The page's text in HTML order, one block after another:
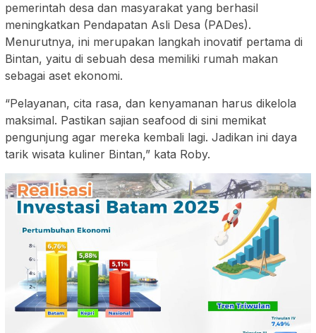
pemerintah desa dan masyarakat yang berhasil
meningkatkan Pendapatan Asli Desa (PADes).
Menurutnya, ini merupakan langkah inovatif pertama di
Bintan, yaitu di sebuah desa memiliki rumah makan
sebagai aset ekonomi.
“Pelayanan, cita rasa, dan kenyamanan harus dikelola
maksimal. Pastikan sajian seafood di sini memikat
pengunjung agar mereka kembali lagi. Jadikan ini daya
tarik wisata kuliner Bintan,” kata Roby.